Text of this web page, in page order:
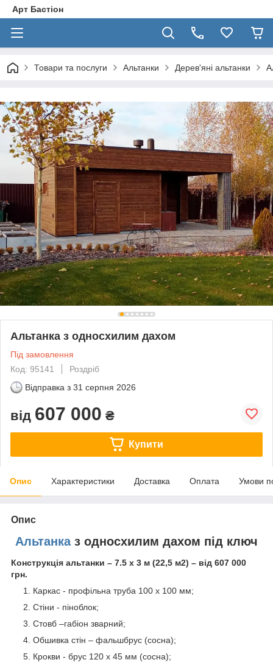
Арт Бастіон
Товари та послуги Альтанки Дерев'яні альтанки
Альтанка з односхилим дахом
Під замовлення
Код: 95141
Роздріб
Відправка з 31 серпня 2026
від 607 000 ₴
Купити
Опис Характеристики Доставка Оплата Умови
Опис
Альтанказ односхилим дахом під ключ
Конструкція альтанки – 7.5 х 3 м (22,5 м2) – від 607 000
грн.
Каркас - профільна труба 100 х 100 мм;
Стіни - піноблок;
Стовб –габіон зварний;
Обшивка стін – фальшбрус (сосна);
Крокви - брус 120 х 45 мм (сосна);